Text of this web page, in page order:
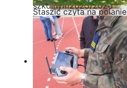
szkolnym2025/2026
Staszic czyta na polanie